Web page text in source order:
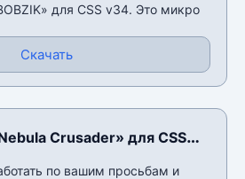
для CSS v34. Это микро
Скачать
Crusader» для CSS
по вашим просьбам и